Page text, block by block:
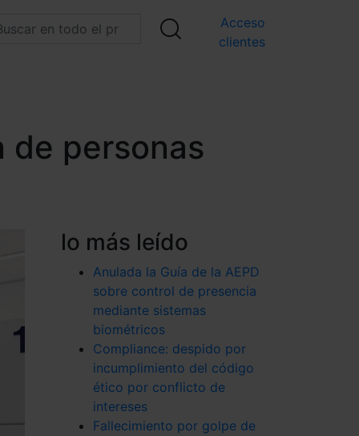
Acceso
clientes
de personas
lo más leído
Anulada la Guía de la AEPD
sobre control de presencia
mediante sistemas
biométricos
Compliance: despido por
incumplimiento del código
ético por conflicto de
intereses
Fallecimiento por golpe de